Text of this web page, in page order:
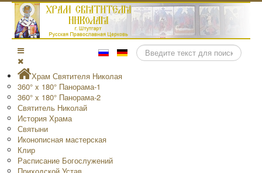
Поиск
Храм Святителя Николая
360° x 180° Панорама-1
360° x 180° Панорама-2
Святитель Николай
История Храма
Святыни
Иконописная мастерская
Клир
Расписание Богослужений